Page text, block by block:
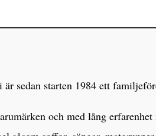
är sedan starten 1984 ett
och med lång